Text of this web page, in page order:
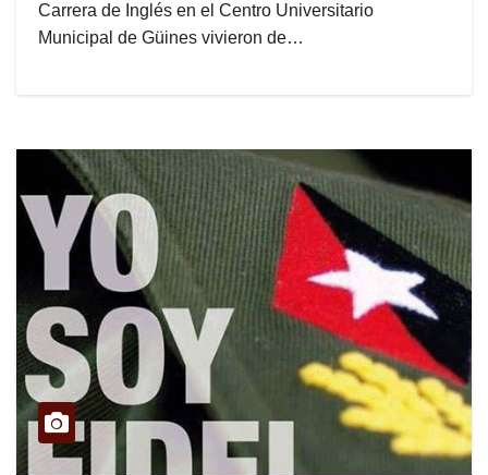
Carrera de Inglés en el Centro Universitario
Municipal de Güines vivieron de…